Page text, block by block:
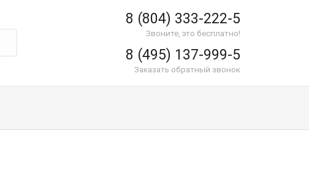
8 (804) 333-222-5
Звоните, это бесплатно!
8 (495) 137-999-5
Заказать обратный звонок